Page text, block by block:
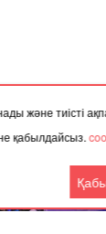
және
қабылдайсыз.